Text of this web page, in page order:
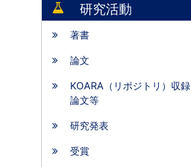
研究活動
著書
論文
KOARA（リポジトリ）収録
論文等
研究発表
受賞